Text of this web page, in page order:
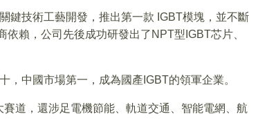
鍵技術工藝開發，推出第一款 IGBT模塊，並不斷
賴，公司先後成功研發出了NPT型IGBT芯片、
，中國市場第一，成為國產IGBT的領軍企業。
道，還涉足電機節能、軌道交通、智能電網、航